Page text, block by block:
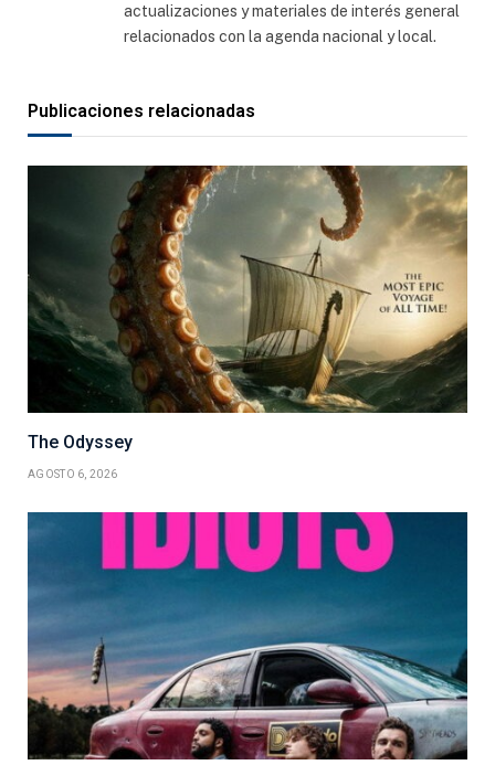
actualizaciones y materiales de interés general
relacionados con la agenda nacional y local.
Publicaciones relacionadas
The Odyssey
AGOSTO 6, 2026